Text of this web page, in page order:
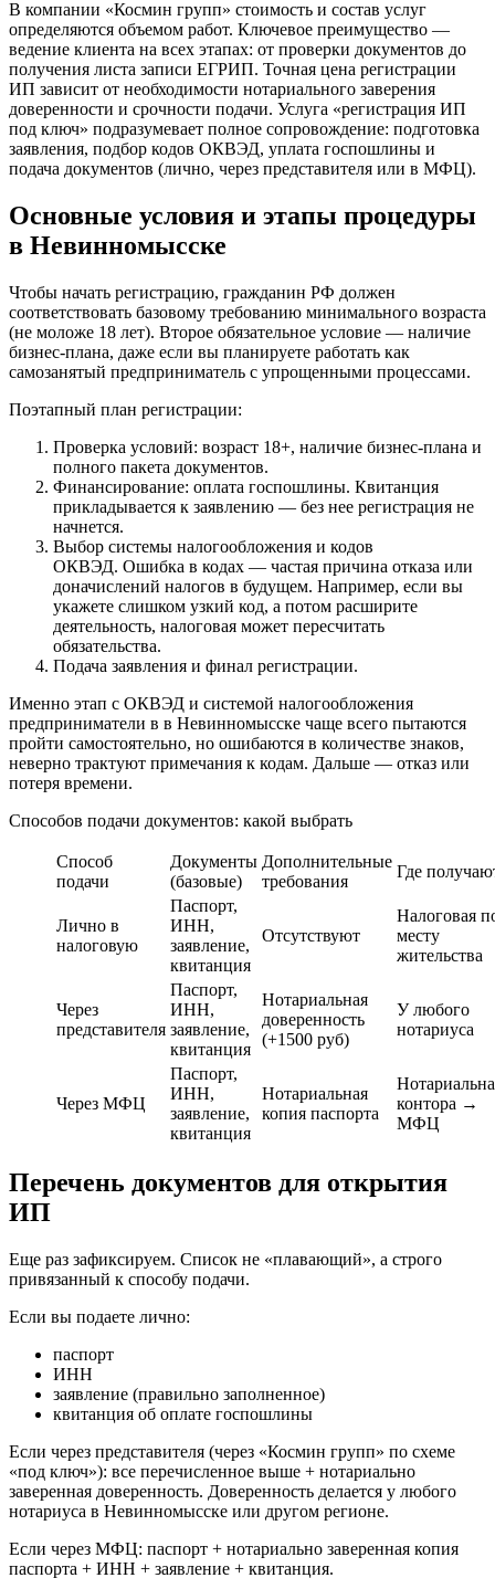
В компании «Космин групп» стоимость и состав услуг
определяются объемом работ. Ключевое преимущество —
ведение клиента на всех этапах: от проверки документов до
получения листа записи ЕГРИП. Точная цена регистрации
ИП зависит от необходимости нотариального заверения
доверенности и срочности подачи. Услуга «регистрация ИП
под ключ» подразумевает полное сопровождение: подготовка
заявления, подбор кодов ОКВЭД, уплата госпошлины и
подача документов (лично, через представителя или в МФЦ).
Основные условия и этапы процедуры
в Невинномысске
Чтобы начать регистрацию, гражданин РФ должен
соответствовать базовому требованию минимального возраста
(не моложе 18 лет). Второе обязательное условие — наличие
бизнес-плана, даже если вы планируете работать как
самозанятый предприниматель с упрощенными процессами.
Поэтапный план регистрации:
Проверка условий: возраст 18+, наличие бизнес-плана и
полного пакета документов.
Финансирование: оплата госпошлины. Квитанция
прикладывается к заявлению — без нее регистрация не
начнется.
Выбор системы налогообложения и кодов
ОКВЭД. Ошибка в кодах — частая причина отказа или
доначислений налогов в будущем. Например, если вы
укажете слишком узкий код, а потом расширите
деятельность, налоговая может пересчитать
обязательства.
Подача заявления и финал регистрации.
Именно этап с ОКВЭД и системой налогообложения
предприниматели в в Невинномысске чаще всего пытаются
пройти самостоятельно, но ошибаются в количестве знаков,
неверно трактуют примечания к кодам. Дальше — отказ или
потеря времени.
Способов подачи документов: какой выбрать
Способ
подачи
Документы
(базовые)
Дополнительные
требования
Где
Лично в
налоговую
Паспорт,
ИНН,
заявление,
квитанция
Отсутствуют
Налоговая
месту
жительства
Через
представителя
Паспорт,
ИНН,
заявление,
квитанция
Нотариальная
доверенность
(+1500 руб)
У любого
нотариуса
Через МФЦ
Паспорт,
ИНН,
заявление,
квитанция
Нотариальная
копия паспорта
контора →
МФЦ
Перечень документов для открытия
ИП
Еще раз зафиксируем. Список не «плавающий», а строго
привязанный к способу подачи.
Если вы подаете лично:
паспорт
ИНН
заявление (правильно заполненное)
квитанция об оплате госпошлины
Если через представителя (через «Космин групп» по схеме
«под ключ»): все перечисленное выше + нотариально
заверенная доверенность. Доверенность делается у любого
нотариуса в Невинномысске или другом регионе.
Если через МФЦ: паспорт + нотариально заверенная копия
паспорта + ИНН + заявление + квитанция.